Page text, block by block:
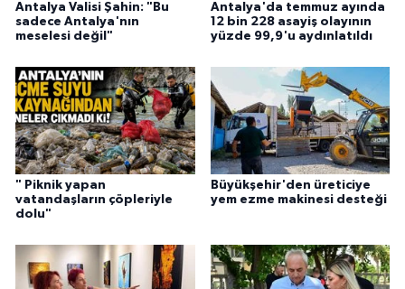
Antalya Valisi Şahin: "Bu
sadece Antalya'nın
meselesi değil"
Antalya'da temmuz ayında
12 bin 228 asayiş olayının
yüzde 99,9'u aydınlatıldı
" Piknik yapan
vatandaşların çöpleriyle
dolu"
Büyükşehir'den üreticiye
yem ezme makinesi desteği